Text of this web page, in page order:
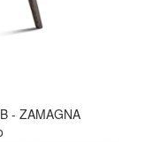
- ZAMAGNA